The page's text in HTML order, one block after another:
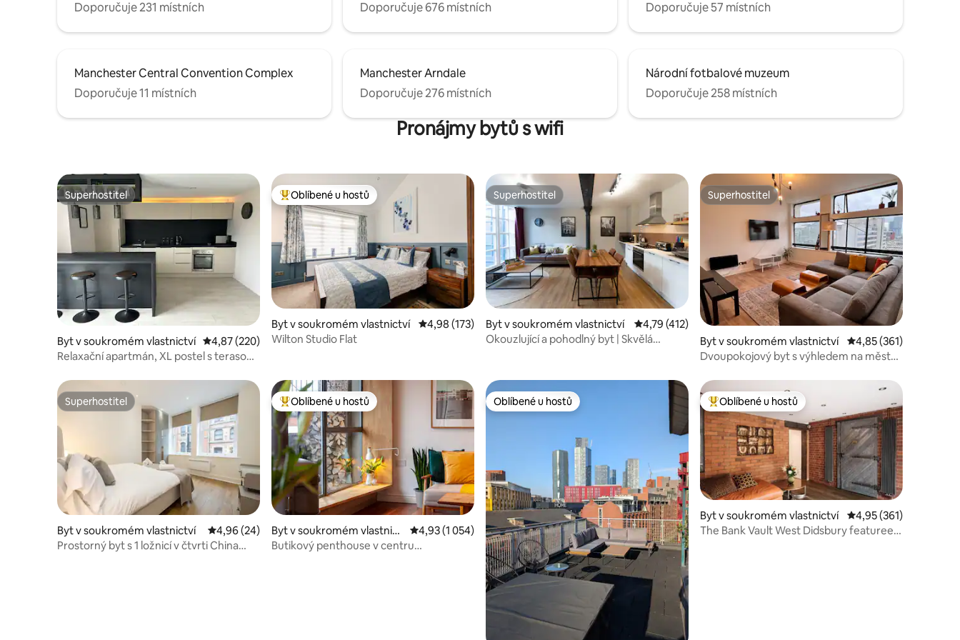
Doporučuje 231 místních
Doporučuje 676 místních
Doporučuje 57 místních
Manchester Central Convention Complex
Doporučuje 11 místních
Manchester Arndale
Doporučuje 276 místních
Národní fotbalové muzeum
Doporučuje 258 místních
Pronájmy bytů s wifi
Superhostitel
Superhostitel
Byt v soukromém vlastnictví Průměrné hodnocení 4,87 z 5, 220 hodnocení
4,87 (220)
Relaxační apartmán, XL postel s terasou
Nejlepší v kategorii Oblíbené u hostů
Oblíbené u hostů
Byt v soukromém vlastnictví Průměrné hodnocení 4,98 z 5, 173 hodnocení
4,98 (173)
Wilton Studio Flat
Superhostitel
Superhostitel
Byt v soukromém vlastnictví Průměrné hodnocení 4,79 z 5, 412 hodnocení
4,79 (412)
Okouzlující a pohodlný byt | Skvělá
Superhostitel
Superhostitel
Byt v soukromém vlastnictví Průměrné hodnocení
4,85 (361)
Dvoupokojový byt s výhledem na město
Superhostitel
Superhostitel
Byt v soukromém vlastnictví Průměrné hodnocení 4,96 z 5, 24 hodnocení
4,96 (24)
Prostorný byt s 1 ložnicí v čtvrti China
Nejlepší v kategorii Oblíbené u hostů
Oblíbené u hostů
Byt v soukromém vlastnict
ví
Průměrné hodnocení 4,93 z 5, 1 054 hodnocení
4,93 (1 054)
Butikový penthouse v centru
Oblíbené u hostů
Oblíbené u hostů Nejlepší v kategorii Oblíbené u hostů
Oblíbené u hostů
Byt v soukromém vlastnictví Průměrné hodnocení
4,95 (361)
The Bank Vault West Didsbury featureed